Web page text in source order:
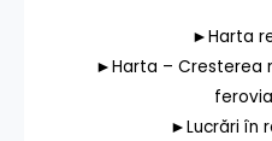
►Harta
►Harta – Cresterea
►Lucrări în